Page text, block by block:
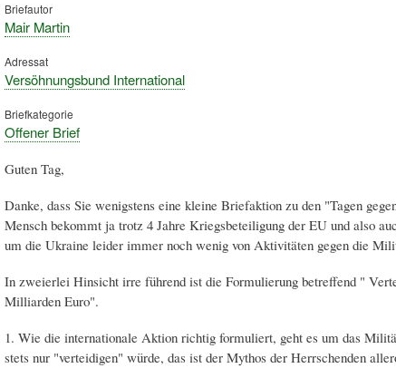
Briefautor
Mair Martin
Adressat
Versöhnungsbund International
Briefkategorie
Offener Brief
Guten Tag,
Danke, dass Sie wenigstens eine kleine Briefaktion zu den "Tagen
Mensch bekommt ja trotz 4 Jahre Kriegsbeteiligung der EU und also
um die Ukraine leider immer noch wenig von Aktivitäten gegen die
In zweierlei Hinsicht irre führend ist die Formulierung betreffend "
Milliarden Euro".
1. Wie die internationale Aktion richtig formuliert, geht es um das
stets nur "verteidigen" würde, das ist der Mythos der Herrschenden